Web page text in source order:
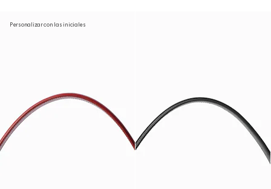
Personalizar con las iniciales